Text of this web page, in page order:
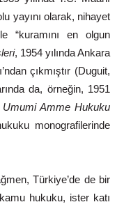
yayını olarak, nihayet
“kuramını en olgun
, 1954 yılındaAnkara
çıkmıştır (Duguit,
da, örneğin, 1951
Umumi Amme Hukuku
monografilerinde
Türkiye’de de bir
hukuku, ister katı